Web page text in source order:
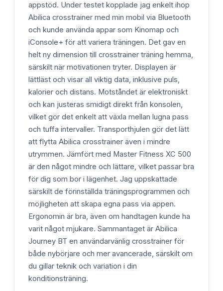
appstöd. Under testet kopplade jag enkelt ihop
Abilica crosstrainer med min mobil via Bluetooth
och kunde använda appar som Kinomap och
iConsole+ för att variera träningen. Det gav en
helt ny dimension till crosstrainer träning hemma,
särskilt när motivationen tryter. Displayen är
lättläst och visar all viktig data, inklusive puls,
kalorier och distans. Motståndet är elektroniskt
och kan justeras smidigt direkt från konsolen,
vilket gör det enkelt att växla mellan lugna pass
och tuffa intervaller. Transporthjulen gör det lätt
att flytta Abilica crosstrainer även i mindre
utrymmen. Jämfört med Master Fitness XC 500
är den något mindre och lättare, vilket passar bra
för dig som bor i lägenhet. Jag uppskattade
särskilt de förinställda träningsprogrammen och
möjligheten att skapa egna pass via appen.
Ergonomin är bra, även om handtagen kunde ha
varit något mjukare. Sammantaget är Abilica
Journey BT en användarvänlig crosstrainer för
både nybörjare och mer avancerade, särskilt om
du gillar teknik och variation i din
konditionsträning.